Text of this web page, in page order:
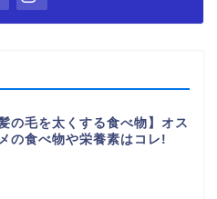
髪の毛を太くする食べ物】オス
の食べ物や栄養素はコレ!